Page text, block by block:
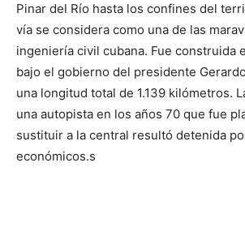
ve…
Pinar del Río hasta los confines del
vía se considera como una de las
ingeniería civil cubana. Fue construida
bajo el gobierno del presidente
una longitud total de 1.139 kilómetros.
una autopista en los años 70 que fue
sustituir a la central resultó detenida
económicos.s